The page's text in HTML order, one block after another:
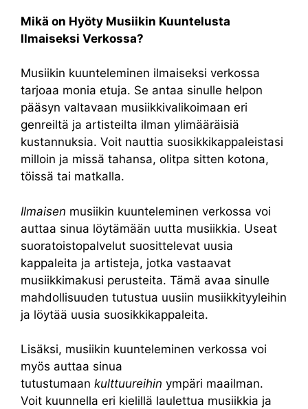
Mikä on Hyöty Musiikin Kuuntelusta
Ilmaiseksi Verkossa?
Musiikin kuunteleminen ilmaiseksi verkossa
tarjoaa monia etuja. Se antaa sinulle helpon
pääsyn valtavaan musiikkivalikoimaan eri
genreiltä ja artisteilta ilman ylimääräisiä
kustannuksia. Voit nauttia suosikkikappaleistasi
milloin ja missä tahansa, olitpa sitten kotona,
töissä tai matkalla.
Ilmaisen musiikin kuunteleminen verkossa voi
auttaa sinua löytämään uutta musiikkia. Useat
suoratoistopalvelut suosittelevat uusia
kappaleita ja artisteja, jotka vastaavat
musiikkimakusi perusteita. Tämä avaa sinulle
mahdollisuuden tutustua uusiin musiikkityyleihin
ja löytää uusia suosikkikappaleita.
Lisäksi, musiikin kuunteleminen verkossa voi
myös auttaa sinua
tutustumaan kulttuureihin ympäri maailman.
Voit kuunnella eri kielillä laulettua musiikkia ja